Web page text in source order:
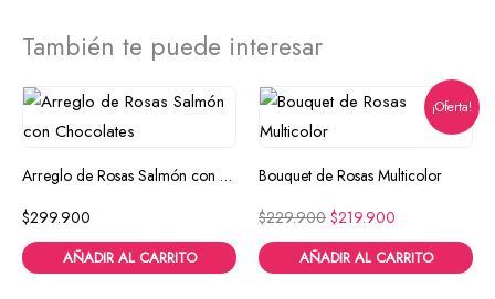
También te puede interesar
Arreglo de Rosas Salmón con Chocolates
$299.900
AÑADIR AL CARRITO
¡Oferta!
Bouquet de Rosas Multicolor
$229.900 $219.900
AÑADIR AL CARRITO